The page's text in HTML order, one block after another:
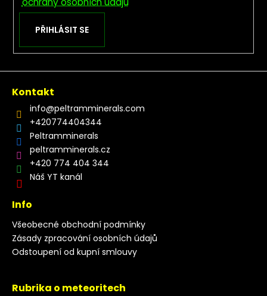
PŘIHLÁSIT SE
Kontakt
info@peltramminerals.com
+420774404344
Peltramminerals
peltramminerals.cz
+420 774 404 344
Náš YT kanál
Info
Všeobecné obchodní podmínky
Zásady zpracování osobních údajů
Odstoupení od kupní smlouvy
Rubrika o meteoritech